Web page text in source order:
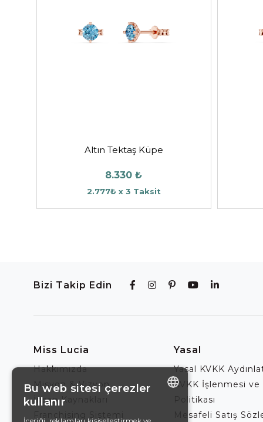
Altın Tektaş Küpe
8.330 ₺
2.777₺ x 3 Taksit
Bizi Takip Edin
Miss Lucia
Hakkımızda
Misyon & Vizyon
İnsan Kaynakları
Yasal
Yasal KVKK
KVKK İşlenmesi ve
Politikası
Mesafeli Satış
Bu web sitesi çerezler
kullanır